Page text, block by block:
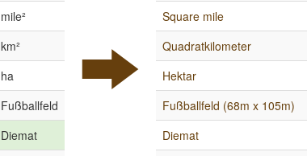
mile²
km²
ha
Fußballfeld
Diemat
Square mile
Quadratkilometer
Hektar
Fußballfeld (68m x 105m)
Diemat